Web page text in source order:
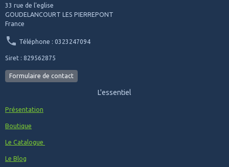
33 rue de l'eglise
GOUDELANCOURT LES PIERREPONT
France
Téléphone : 0323247094
Siret : 829562875
Formulaire de contact
L'essentiel
Présentation
Boutique
Le Catalogue
Le Blog